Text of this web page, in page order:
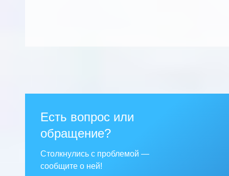
Есть вопрос или
обращение?
Столкнулись с проблемой —
сообщите о ней!